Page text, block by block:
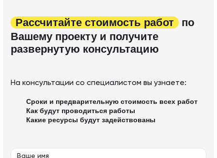
Рассчитайте стоимость работ
по
Вашему проекту и получите
развернутую консультацию
На консультации со специалистом вы узнаете:
Сроки и предварительную стоимость всех работ
Как будут проводиться работы
Какие ресурсы будут задействованы
Ваше имя